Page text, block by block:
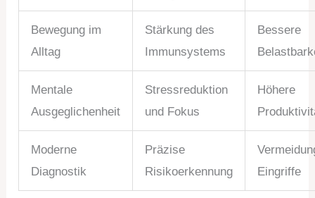
Bewegung im
Alltag
Stärkung des
Immunsystems
Bessere
Mentale
Ausgeglichenheit
Stressreduktion
und Fokus
Höhere
Moderne
Diagnostik
Präzise
Risikoerkennung
Eingriffe